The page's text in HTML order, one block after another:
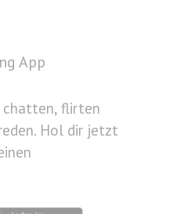
App
chatten, flirten
Hol dir jetzt